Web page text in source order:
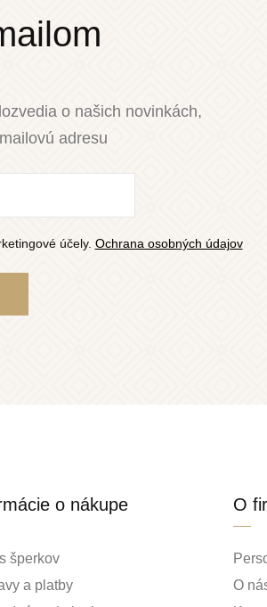
o našich novinkách,
adresu
účely. Ochrana osobných údajov
o nákupe
šperkov
a platby
O
O